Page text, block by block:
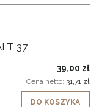
37
39,00 zł
Cena netto: 31,71 zł
DO KOSZYKA